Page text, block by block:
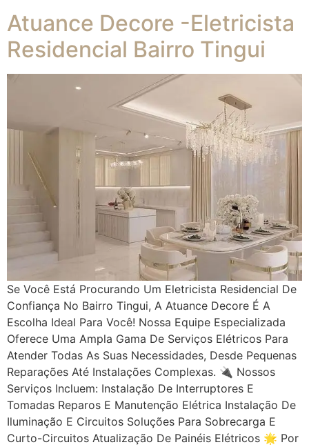
Atuance Decore -Eletricista
Residencial Bairro Tingui
Se Você Está Procurando Um Eletricista Residencial De
Confiança No Bairro Tingui, A Atuance Decore É A
Escolha Ideal Para Você! Nossa Equipe Especializada
Oferece Uma Ampla Gama De Serviços Elétricos Para
Atender Todas As Suas Necessidades, Desde Pequenas
Reparações Até Instalações Complexas. 🔌 Nossos
Serviços Incluem: Instalação De Interruptores E
Tomadas Reparos E Manutenção Elétrica Instalação De
Iluminação E Circuitos Soluções Para Sobrecarga E
Curto-Circuitos Atualização De Painéis Elétricos 🌟 Por